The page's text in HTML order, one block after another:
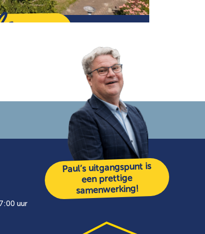
uur
Paul’s uitgangspunt is
een prettige
samenwerking!